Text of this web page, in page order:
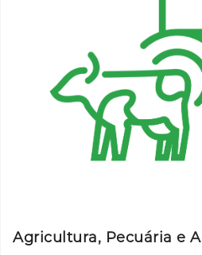
Agricultura, Pecuária e